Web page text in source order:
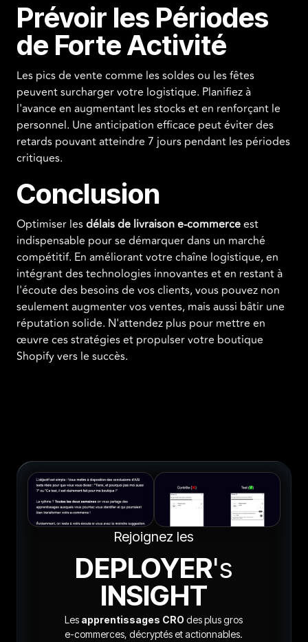
Prévoir les Périodes
de Forte Activité
Les pics de vente comme les soldes ou les fêtes
peuvent surcharger votre logistique. Planifiez à
l'avance en augmentant les stocks et en renforçant le
personnel. Une anticipation efficace peut éviter des
retards pouvant atteindre 7 jours pendant les périodes
critiques.
Conclusion
Optimiser lesdélais de livraison e-commerceest
indispensable pour se démarquer dans un marché
compétitif. En améliorant votre chaîne logistique, en
intégrant des technologies innovantes et en restant à
l'écoute des besoins de vos clients, vous pouvez non
seulement augmenter vos ventes, mais aussi bâtir une
réputation solide. N'attendez plus pour mettre en
œuvre ces stratégies et propulser votre boutique
Shopify vers le succès.
Rejoignez les
DEPLOYER's
INSIGHT
Les apprentissages CROdes plus gros
e-commerces, décryptés et actionnables.